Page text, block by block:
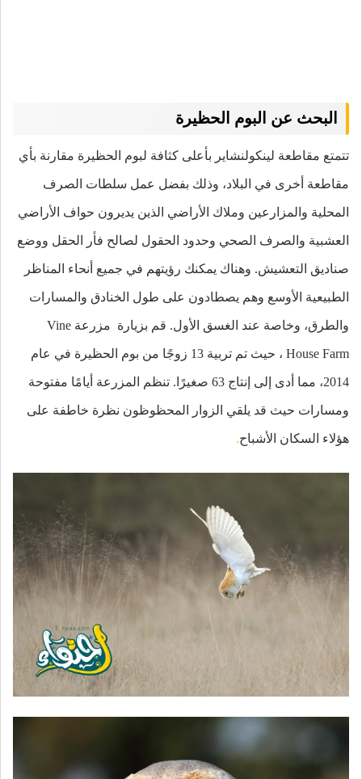
البحث عن البوم الحظيرة
تتمتع مقاطعة لينكولنشاير بأعلى كثافة لبوم الحظيرة مقارنة بأي
مقاطعة أخرى في البلاد، وذلك بفضل عمل سلطات الصرف
المحلية والمزارعين وملاك الأراضي الذين يديرون حواف الأراضي
العشبية والصرف الصحي وحدود الحقول لصالح فأر الحقل ووضع
صناديق التعشيش. وهناك يمكنك رؤيتهم في جميع أنحاء المناظر
الطبيعية الأوسع وهم يصطادون على طول الخنادق والمسارات
والطرق، وخاصة عند الغسق الأول. قم بزيارة مزرعة Vine
House Farm ، حيث تم تربية 13 زوجًا من بوم الحظيرة في عام
2014، مما أدى إلى إنتاج 63 صغيرًا. تنظم المزرعة أيامًا مفتوحة
ومسارات حيث قد يلقي الزوار المحظوظون نظرة خاطفة على
هؤلاء السكان الأشباح.